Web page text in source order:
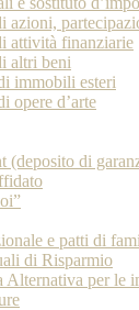
azioni,
attività finanziarie
altri beni
immobili esteri
opere d’arte
(deposito di
e patti di
di Risparmio
Alternativa per le